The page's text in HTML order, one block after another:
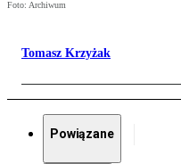
Foto: Archiwum
Tomasz Krzyżak
Powiązane